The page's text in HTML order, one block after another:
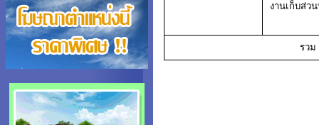
งานเก็บส่ว
รวม